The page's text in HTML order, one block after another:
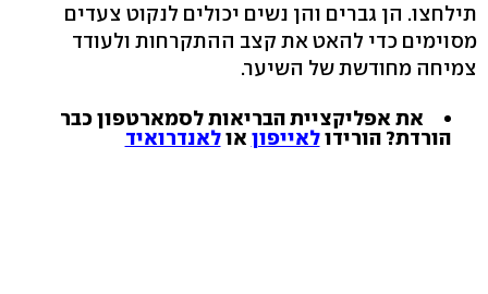
תילחצו. הן גברים והן נשים יכולים לנקוט צעדים
מסוימים כדי להאט את קצב ההתקרחות ולעודד
צמיחה מחודשת של השיער.
את אפליקציית הבריאות לסמארטפון כבר
הורדת? הורידולאייפון אולאנדרואיד